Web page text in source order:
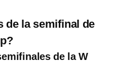
de la semifinal de
de la W